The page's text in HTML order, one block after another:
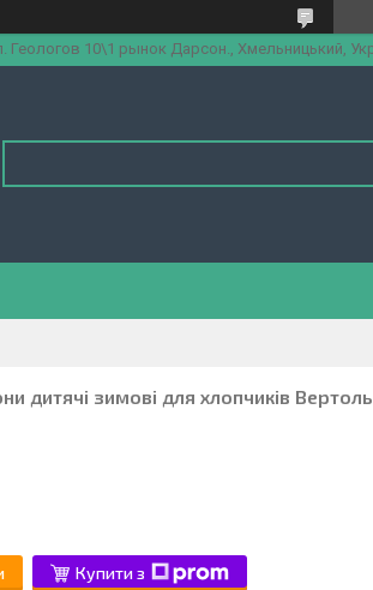
Геологов 10\1 рынок Дарсон., Хмельницький,
дитячі зимові для хлопчиків
Купити з